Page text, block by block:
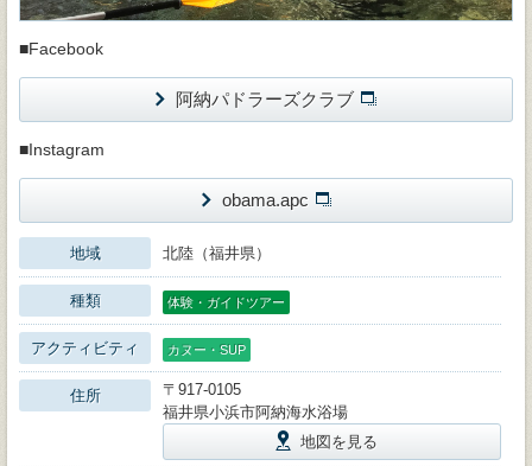
■Facebook
阿納パドラーズクラブ
■Instagram
obama.apc
地域 北陸（福井県）
種類 体験・ガイドツアー
アクティビティ カヌー・SUP
住所
〒917-0105
福井県小浜市阿納海水浴場
地図を見る